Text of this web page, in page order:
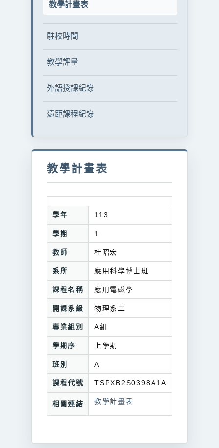
教學計畫表
駐校時間
教學評量
外語授課紀錄
遠距課程紀錄
教學計畫表
學年 113
學期 1
教師 杜昭宏
系所 應用科學博士班
課程名稱 應用電磁學
開課系級 物理系二
專業組別 A組
學期序 上學期
班別 A
課程代號 TSPXB2S0398A1A
相關連結 教學計畫表